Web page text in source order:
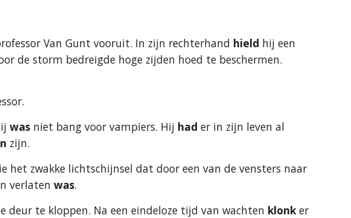
Van Gunt vooruit. In zijn rechterhand hield hij een
de storm bedreigde hoge zijden hoed te beschermen.
was niet bang voor vampiers. Hij had er in zijn leven al
zijn.
het zwakke lichtschijnsel dat door een van de vensters naar
verlaten was.
deur te kloppen. Na een eindeloze tijd van wachten klonk er